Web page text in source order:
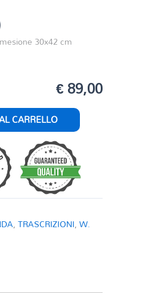
30x42 cm
€ 89,00
CARRELLO
,TRASCRIZIONI,W.